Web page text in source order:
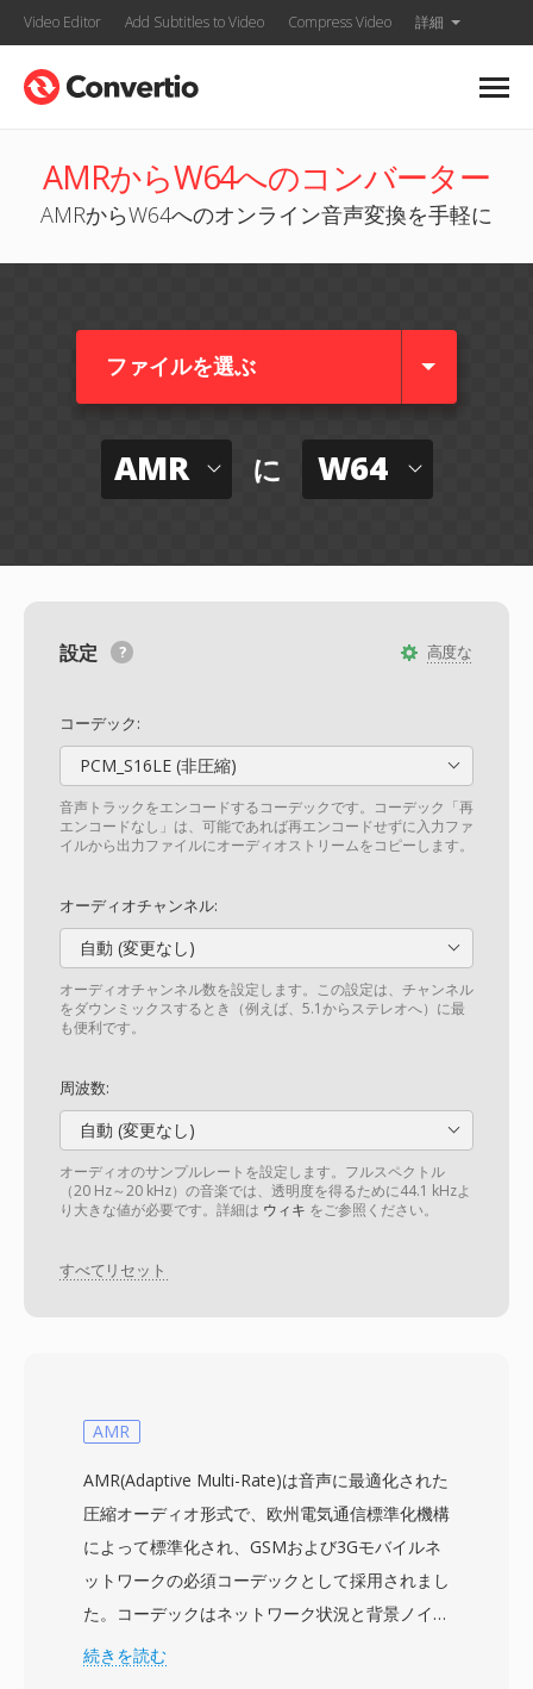
Video Editor Add Subtitles to Video Compress Video 詳細
AMRからW64へのコンバーター
AMRからW64へのオンライン音声変換を手軽に
ファイルを選ぶ
AMR に W64
高度な
設定
コーデック:
PCM_S16LE (非圧縮)
音声トラックをエンコードするコーデックです。コーデック「再
エンコードなし」は、可能であれば再エンコードせずに入力ファ
イルから出力ファイルにオーディオストリームをコピーします。
オーディオチャンネル:
自動 (変更なし)
オーディオチャンネル数を設定します。この設定は、チャンネル
をダウンミックスするとき（例えば、5.1からステレオへ）に最
も便利です。
周波数:
自動 (変更なし)
オーディオのサンプルレートを設定します。フルスペクトル
（20 Hz～20 kHz）の音楽では、透明度を得るために44.1 kHzよ
り大きな値が必要です。詳細は ウィキ をご参照ください。
すべてリセット
AMR
AMR(Adaptive Multi-Rate)は音声に最適化された
圧縮オーディオ形式で、欧州電気通信標準化機構
によって標準化され、GSMおよび3Gモバイルネ
ットワークの必須コーデックとして採用されまし
た。コーデックはネットワーク状況と背景ノイズ
レベルに応じて、4.75から12.2 kbpsまでの8つの
続きを読む